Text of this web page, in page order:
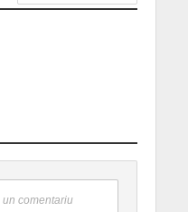
comentariu